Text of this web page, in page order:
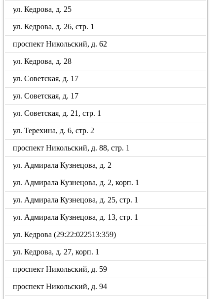
ул. Кедрова, д. 25
ул. Кедрова, д. 26, стр. 1
проспект Никольский, д. 62
ул. Кедрова, д. 28
ул. Советская, д. 17
ул. Советская, д. 17
ул. Советская, д. 21, стр. 1
ул. Терехина, д. 6, стр. 2
проспект Никольский, д. 88, стр. 1
ул. Адмирала Кузнецова, д. 2
ул. Адмирала Кузнецова, д. 2, корп. 1
ул. Адмирала Кузнецова, д. 25, стр. 1
ул. Адмирала Кузнецова, д. 13, стр. 1
ул. Кедрова (29:22:022513:359)
ул. Кедрова, д. 27, корп. 1
проспект Никольский, д. 59
проспект Никольский, д. 94